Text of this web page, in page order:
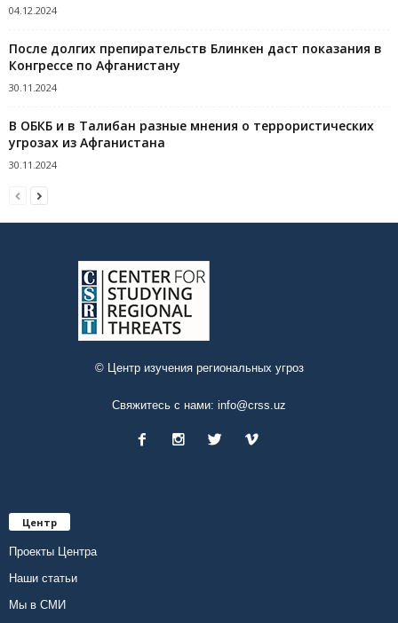
04.12.2024
После долгих препирательств Блинкен даст показания в
Конгрессе по Афганистану
30.11.2024
В ОБКБ и в Талибан разные мнения о террористических
угрозах из Афганистана
30.11.2024
© Центр изучения региональных угроз
Свяжитесь с нами: info@crss.uz
Центр
Проекты Центра
Наши статьи
Мы в СМИ